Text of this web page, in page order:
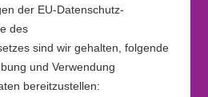
der EU-Datenschutz-
des
sind wir gehalten, folgende
und Verwendung
bereitzustellen: